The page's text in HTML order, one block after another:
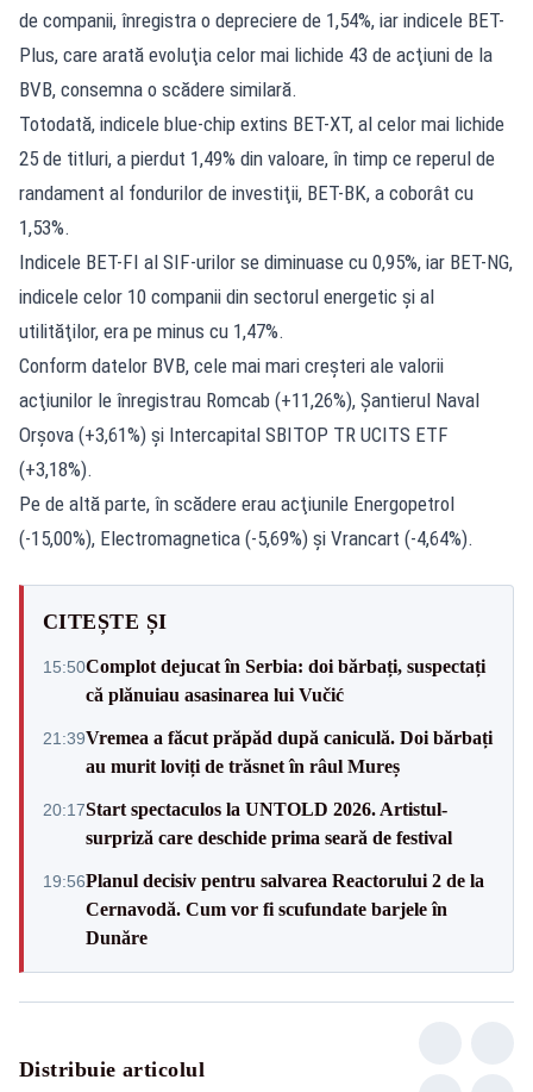
de companii, înregistra o depreciere de 1,54%, iar indicele BET-
Plus, care arată evoluţia celor mai lichide 43 de acţiuni de la
BVB, consemna o scădere similară.
Totodată, indicele blue-chip extins BET-XT, al celor mai lichide
25 de titluri, a pierdut 1,49% din valoare, în timp ce reperul de
randament al fondurilor de investiţii, BET-BK, a coborât cu
1,53%.
Indicele BET-FI al SIF-urilor se diminuase cu 0,95%, iar BET-NG,
indicele celor 10 companii din sectorul energetic şi al
utilităţilor, era pe minus cu 1,47%.
Conform datelor BVB, cele mai mari creşteri ale valorii
acţiunilor le înregistrau Romcab (+11,26%), Şantierul Naval
Orşova (+3,61%) şi Intercapital SBITOP TR UCITS ETF
(+3,18%).
Pe de altă parte, în scădere erau acţiunile Energopetrol
(-15,00%), Electromagnetica (-5,69%) şi Vrancart (-4,64%).
CITEȘTE ȘI
15:50Complot dejucat în Serbia: doi bărbați, suspectați
că plănuiau asasinarea lui Vučić
21:39Vremea a făcut prăpăd după caniculă. Doi bărbați
au murit loviți de trăsnet în râul Mureș
20:17Start spectaculos la UNTOLD 2026. Artistul-
surpriză care deschide prima seară de festival
19:56Planul decisiv pentru salvarea Reactorului 2 de la
Cernavodă. Cum vor fi scufundate barjele în
Dunăre
Distribuie articolul